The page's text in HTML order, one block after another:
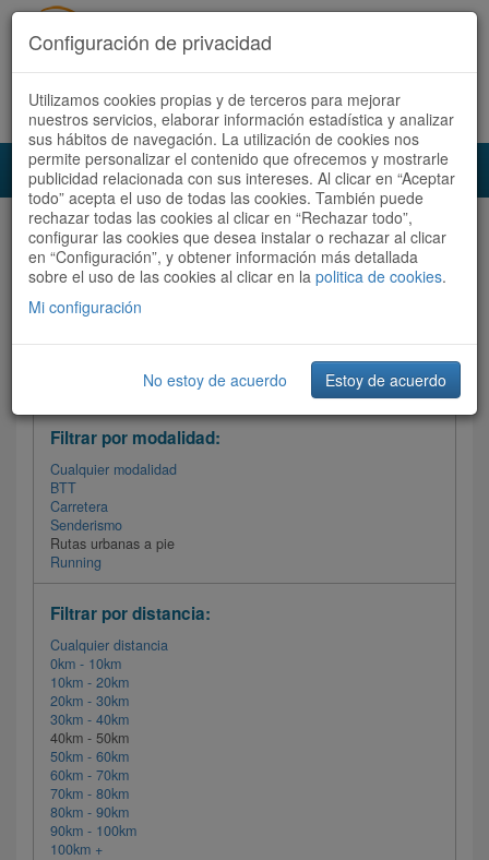
Acceder Registrate ahora Español | Català
Audioruta Todas las rutas
Todas las rutas
Ordenar por: Más recientes /
Filtrar las rutas
Filtrar por modalidad:
Cualquier modalidad
BTT
Carretera
Senderismo
Rutas urbanas a pie
Running
Filtrar por distancia:
Cualquier distancia
0km - 10km
10km - 20km
20km - 30km
30km - 40km
40km - 50km
50km - 60km
60km - 70km
70km - 80km
80km - 90km
90km - 100km
100km +
Configuración de privacidad
Utilizamos cookies propias y de terceros para mejorar
nuestros servicios, elaborar información estadística y analizar
sus hábitos de navegación. La utilización de cookies nos
permite personalizar el contenido que ofrecemos y mostrarle
publicidad relacionada con sus intereses. Al clicar en “Aceptar
todo” acepta el uso de todas las cookies. También puede
rechazar todas las cookies al clicar en “Rechazar todo”,
configurar las cookies que desea instalar o rechazar al clicar
en “Configuración”, y obtener información más detallada
sobre el uso de las cookies al clicar en la politica de cookies.
Mi configuración
No estoy de acuerdo Estoy de acuerdo